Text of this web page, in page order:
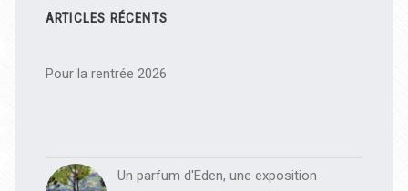
latérale
principale
ARTICLES RÉCENTS
Pour la rentrée 2026
Un parfum d'Eden, une exposition